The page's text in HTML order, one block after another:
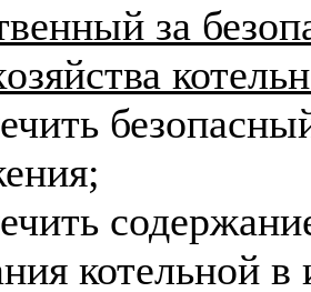
за
котельной